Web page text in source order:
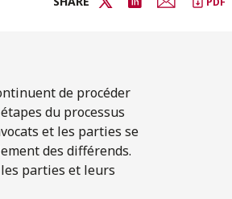
de procéder
du processus
et les parties se
des différends.
parties et leurs